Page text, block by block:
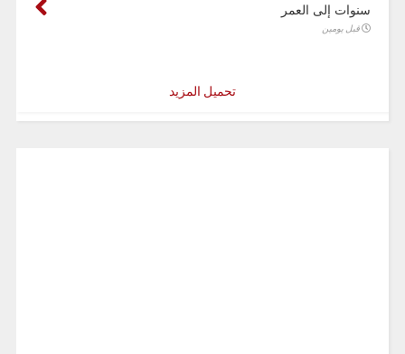
سنوات إلى العمر
قبل يومين
تحميل المزيد